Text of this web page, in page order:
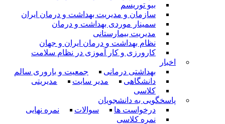
بیو توریسم
سازمان و مدیریت بهداشت و درمان ایران
سمینار موردی بهداشت و درمان
مدیریت بیمارستانی
نظام بهداشت و درمان ایران و جهان
کارورزی و کار آموزی در نظام سلامت
اخبار
بهداشتی درمانی
جمعیت و باروری سالم
دانشگاهی
مدیر سایت
مدیریتی
کلاسی
پاسخگویی به دانشجویان
درخواست ها
سوالات
نمره نهایی
نمره کلاسی